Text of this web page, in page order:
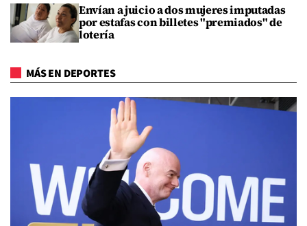
Envían a juicio a dos mujeres imputadas
por estafas con billetes "premiados" de
lotería
MÁS EN DEPORTES